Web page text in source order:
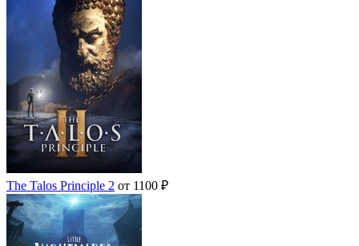
The Talos Principle 2 от 1100 ₽